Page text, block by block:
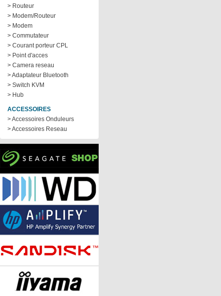
> Routeur
> Modem/Routeur
> Modem
> Commutateur
> Courant porteur CPL
> Point d'acces
> Camera reseau
> Adaptateur Bluetooth
> Switch KVM
> Hub
ACCESSOIRES
> Accessoires Onduleurs
> Accessoires Reseau